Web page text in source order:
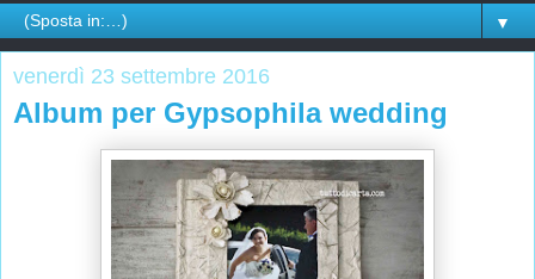
▼
venerdì 23 settembre 2016
Album per Gypsophila wedding